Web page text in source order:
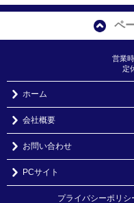
ペ
営業
定
ホーム
会社概要
お問い合わせ
PCサイト
プライバシーポリシ